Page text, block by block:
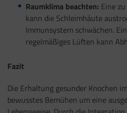
Raumklima beachten: Eine
kann die Schleimhäute
Immunsystem schwächen.
regelmäßiges Lüften kann
Fazit
Die Erhaltung gesunder Knochen
bewusstes Bemühen um eine